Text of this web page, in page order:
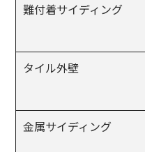
難付着サイディング
タイル外壁
金属サイディング